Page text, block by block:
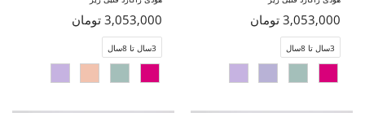
3,053,000 تومان
3سال تا 8سال
3,053,000 تومان
3سال تا 8سال